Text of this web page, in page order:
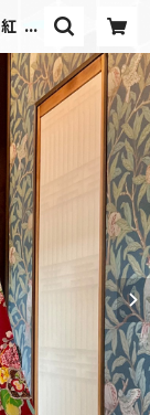
赤
tent